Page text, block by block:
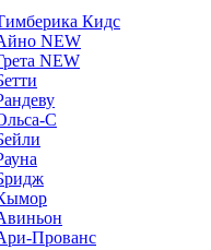
Кидс
NEW
NEW
С
Прованс